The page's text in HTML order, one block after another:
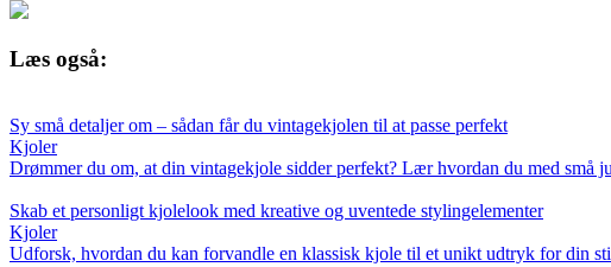
Læs også:
Sy små detaljer om – sådan får du vintagekjolen til at passe perfekt
Kjoler
Drømmer du om, at din vintagekjole sidder perfekt? Lær hvordan du med små
Skab et personligt kjolelook med kreative og uventede stylingelementer
Kjoler
Udforsk, hvordan du kan forvandle en klassisk kjole til et unikt udtryk for din